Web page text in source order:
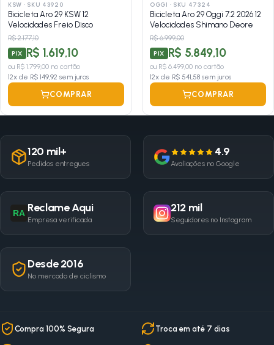
KSW · SKU 43920
Bicicleta Aro 29 KSW 12
Velocidades Freio Disco
R$ 2.177,10
PIX R$ 1.619,10
ou R$ 1.799,00 no cartão
12x de R$ 149,92 sem juros
COMPRAR
OGGI · SKU 47324
Bicicleta Aro 29 Oggi 7.2 2026 12
Velocidades Shimano Deore
R$ 6.999,00
PIX R$ 5.849,10
ou R$ 6.499,00 no cartão
12x de R$ 541,58 sem juros
COMPRAR
120 mil+
Pedidos entregues
4.9
Avaliações no Google
RA Reclame Aqui
Empresa verificada
212 mil
Seguidores no Instagram
Desde 2016
No mercado de ciclismo
Compra 100% Segura Troca em até 7 dias